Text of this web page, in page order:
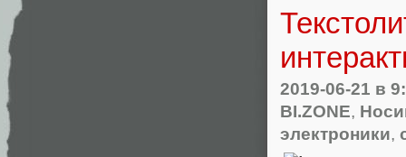
2019-06-21 в
BI.ZONE,
электроники,